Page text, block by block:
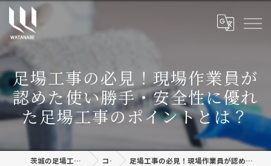
足場工事の必見！現場作業員が
認めた使い勝手・安全性に優れ
た足場工事のポイントとは？
茨城の足場工事なら株式会社渡邊建設 コラム 足場工事の必見！現場作業員が認めた使い勝手・安全性に優れた足場工事のポイントとは？